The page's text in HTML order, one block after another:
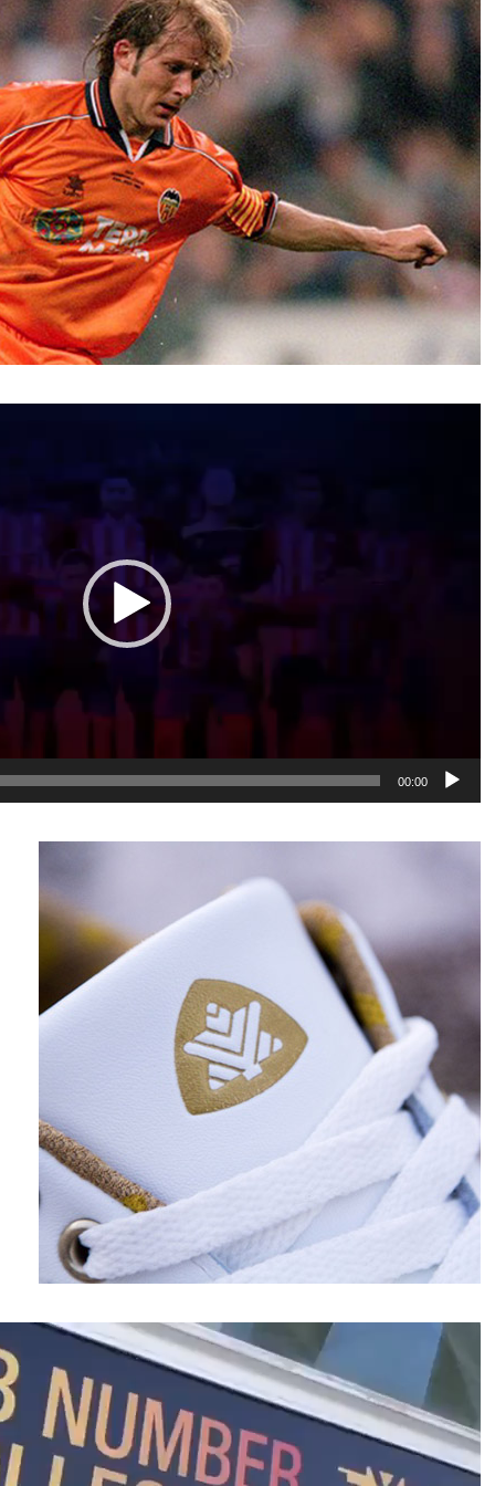
00:00
نمایشگر
ویدیو